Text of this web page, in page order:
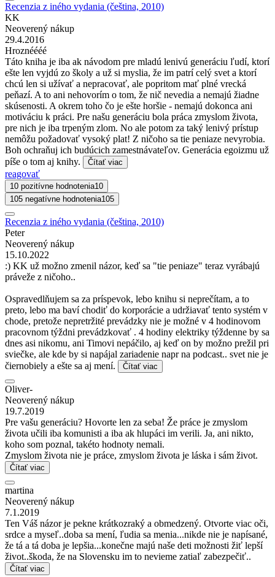
Recenzia z iného vydania (čeština, 2010)
KK
Neoverený nákup
29.4.2016
Hroznéééé
Táto kniha je iba ak návodom pre mladú lenivú generáciu ľudí, ktorí
ešte len vyjdú zo školy a už si myslia, že im patrí celý svet a ktorí
chcú len si užívať a nepracovať, ale popritom mať plné vrecká
peňazí. A to ani nehovorím o tom, že nič nevedia a nemajú žiadne
skúsenosti. A okrem toho čo je ešte horšie - nemajú dokonca ani
motiváciu k práci. Pre našu generáciu bola práca zmyslom života,
pre nich je iba trpeným zlom. No ale potom za taký lenivý prístup
nemôžu požadovať vysoký plat! Z ničoho sa tie peniaze nevyrobia.
Boh ochraňuj ich budúcich zamestnávateľov. Generácia egoizmu už
píše o tom aj knihy.
Čítať viac
reagovať
10 pozitívne hodnotenia10
105 negatívne hodnotenia105
Recenzia z iného vydania (čeština, 2010)
Peter
Neoverený nákup
15.10.2022
:) KK už možno zmenil názor, keď sa "tie peniaze" teraz vyrábajú
práveže z ničoho..
Ospravedlňujem sa za príspevok, lebo knihu si neprečítam, a to
preto, lebo ma baví chodiť do korporácie a udržiavať tento systém v
chode, pretože nepretržité prevádzky nie je možné v 4 hodinovom
pracovnom týždni prevádzkovať . 4 hodiny elektriky týždenne by sa
dnes asi nikomu, ani Timovi nepáčilo, aj keď on by možno prežil pri
sviečke, ale kde by si napájal zariadenie napr na podcast.. svet nie je
čiernobiely a ešte sa aj mení.
Čítať viac
Oliver-
Neoverený nákup
19.7.2019
Pre vašu generáciu? Hovorte len za seba! Že práce je zmyslom
života učili iba komunisti a iba ak hlupáci im verili. Ja, ani nikto,
koho som poznal, takéto hodnoty nemali.
Zmyslom života nie je práce, zmyslom života je láska i sám život.
Čítať viac
martina
Neoverený nákup
7.1.2019
Ten Váš názor je pekne krátkozraký a obmedzený. Otvorte viac oči,
srdce a myseľ..doba sa mení, ľudia sa menia...nikde nie je napísané,
že tá a tá doba je lepšia...konečne majú naše deti možnosti žiť lepší
život..škoda, že na Slovensku im to nevieme zatiaľ zabezpečiť..
Čítať viac